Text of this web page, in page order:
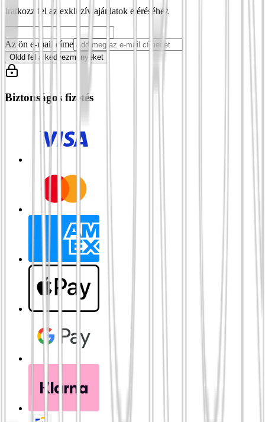
Iratkozz fel az exkluzív ajánlatok eléréséhez
Az ön e-mail címe
Oldd fel a kedvezményeket
Biztonságos fizetés